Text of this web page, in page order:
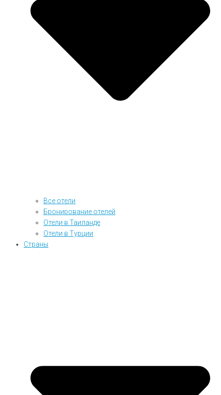
Все отели
Бронирование отелей
Отели в Таиланде
Отели в Турции
Страны